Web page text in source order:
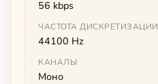
56 kbps
ЧАСТОТА ДИСКРЕТИЗАЦИИ
44100 Hz
КАНАЛЫ
Моно